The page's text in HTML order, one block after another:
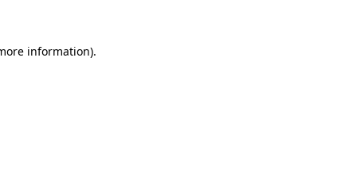
information).